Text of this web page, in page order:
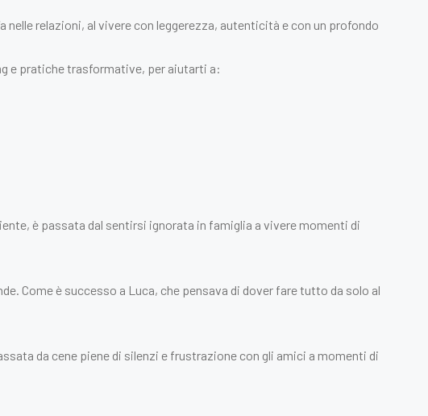
relazioni, al vivere con leggerezza, autenticità e con un profondo
e pratiche trasformative, per aiutarti a:
è passata dal sentirsi ignorata in famiglia a vivere momenti di
Come è successo a Luca, che pensava di dover fare tutto da solo al
da cene piene di silenzi e frustrazione con gli amici a momenti di